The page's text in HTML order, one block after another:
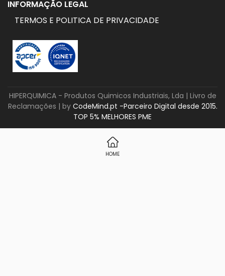
INFORMAÇÃO LEGAL
TERMOS E POLITICA DE PRIVACIDADE
HIPERQUIMICA - Produtos Quimicos Industriais, Lda | Livro de
Reclamações | by CodeMind.pt -Parceiro Digital desde 2015.
TOP 5% MELHORES PME
HOME